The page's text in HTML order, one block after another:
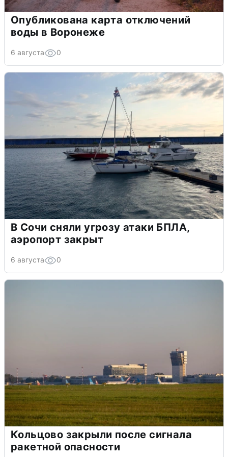
Опубликована карта отключений
воды в Воронеже
6 августа 0
В Сочи сняли угрозу атаки БПЛА,
аэропорт закрыт
6 августа 0
Кольцово закрыли после сигнала
ракетной опасности